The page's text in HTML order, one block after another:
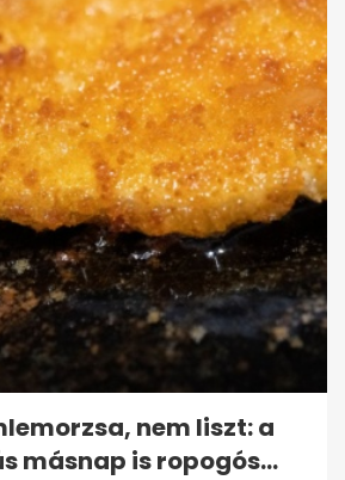
nem liszt: a
másnap is ropogós...